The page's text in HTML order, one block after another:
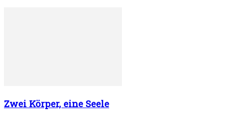
Zwei Körper, eine Seele